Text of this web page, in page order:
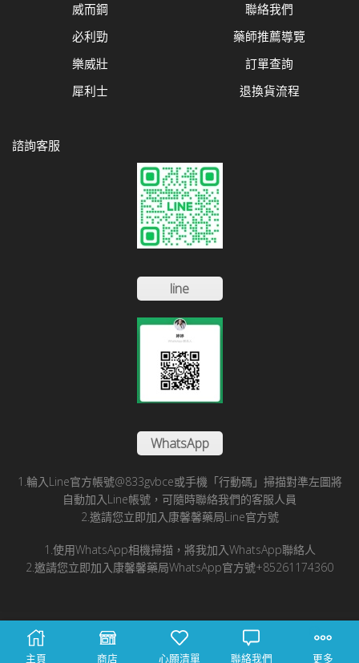
威而鋼
必利勁
樂威壯
犀利士
聯絡我們
藥師推薦導覽
訂單查詢
退換貨流程
諮詢客服
line
WhatsApp
1.輪入Line官方帳號@833gvbce或手機「行動碼」掃描對準左圖將
自動加入Line帳號，可隨時聯絡我們的客服人員
2.邀請您立即加入康馨馨藥局Line官方號
1.使用WhatsApp相機掃描，將我加入WhatsApp聯絡人
2.邀請您立即加入康馨馨藥局WhatsApp官方號+85261174360
© 2025 康馨馨國際醫藥有限公司版所有
主頁 商店 心願清單 聯絡我們 更多